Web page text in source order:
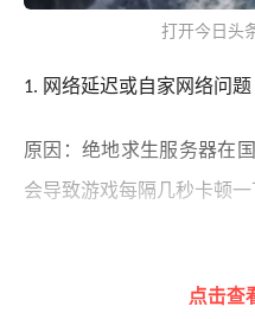
打开今日头
1. 网络延迟或自家网络问题
原因：绝地求生服务器在
会导致游戏每隔几秒卡顿一
点击查